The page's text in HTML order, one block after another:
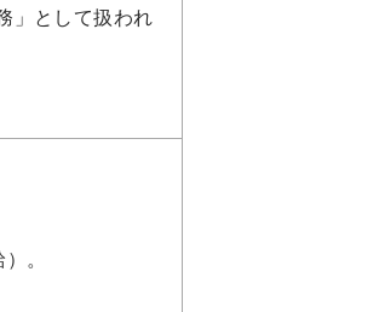
」として扱われ
。